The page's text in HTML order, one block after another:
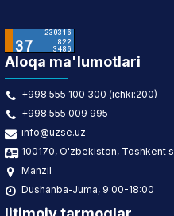
Aloqa ma'lumotlari
+998 555 100 300 (ichki:200)
+998 555 009 995
info@uzse.uz
100170, O'zbekiston, Toshkent
Manzil
Dushanba-Juma, 9:00-18:00